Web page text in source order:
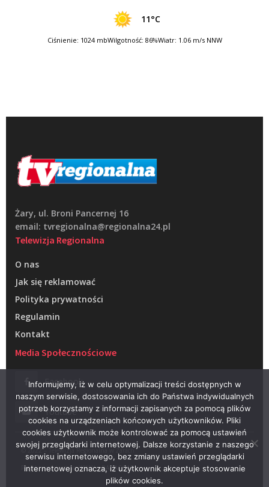
11°C
Ciśnienie: 1024 mbWilgotność: 86%Wiatr: 1.06 m/s NNW
Żary, ul. Broni Pancernej 16
email: tvregionalna@regionalna24.pl
Telewizja Regionalna
O nas
Jak się reklamować
Polityka prywatności
Regulamin
Kontakt
Media Społecznościowe
Facebook
Youtube
© 2022 – Telewizja Regionalna w Żarach
Projektowanie stron WWW –RAGACOM
Informujemy, iż w celu optymalizacji treści dostępnych w
naszym serwisie, dostosowania ich do Państwa indywidualnych
potrzeb korzystamy z informacji zapisanych za pomocą plików
cookies na urządzeniach końcowych użytkowników. Pliki
cookies użytkownik może kontrolować za pomocą ustawień
swojej przeglądarki internetowej. Dalsze korzystanie z naszego
serwisu internetowego, bez zmiany ustawień przeglądarki
internetowej oznacza, iż użytkownik akceptuje stosowanie
plików cookies.